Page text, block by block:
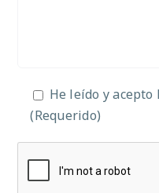
He leído y acepto
(Requerido)